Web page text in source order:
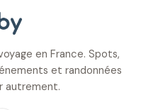
en France. Spots,
et randonnées
autrement.